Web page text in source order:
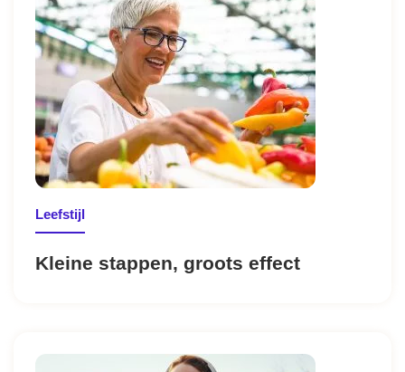
Leefstijl
Kleine stappen, groots effect